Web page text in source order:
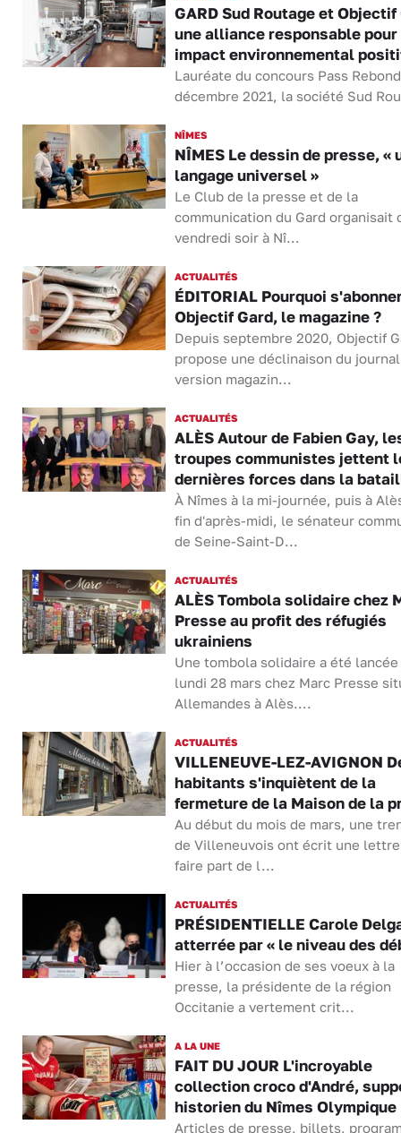
GARD Sud Routage et Objectif
une alliance responsable pour
impact environnemental
Lauréate du concours Pass
décembre 2021, la société Sud
NÎMES
NÎMES Le dessin de presse, «
langage universel »
Le Club de la presse et de la
communication du Gard organisait
vendredi soir à Nî...
ACTUALITÉS
ÉDITORIAL Pourquoi
Objectif Gard, le magazine ?
Depuis septembre 2020, Objectif
propose une déclinaison du
version magazin...
ACTUALITÉS
ALÈS Autour de Fabien Gay,
troupes communistes jettent
dernières forces dans la
À Nîmes à la mi-journée, puis à
fin d'après-midi, le sénateur
de Seine-Saint-D...
ACTUALITÉS
ALÈS Tombola solidaire chez
Presse au profit des réfugiés
ukrainiens
Une tombola solidaire a été lancée
lundi 28 mars chez Marc Presse
Allemandes à Alès....
ACTUALITÉS
VILLENEUVE-LEZ-AVIGNON
habitants s'inquiètent de la
fermeture de la Maison de la
Au début du mois de mars, une
de Villeneuvois ont écrit une
faire part de l...
ACTUALITÉS
PRÉSIDENTIELLE Carole
atterrée par « le niveau des
Hier à l’occasion de ses voeux à la
presse, la présidente de la région
Occitanie a vertement crit...
A LA UNE
FAIT DU JOUR L'incroyable
collection croco d'André,
historien du Nîmes Olympique
Articles de presse, billets,